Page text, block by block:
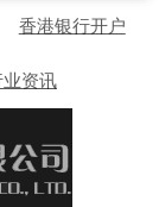
香港银行开户
业资讯